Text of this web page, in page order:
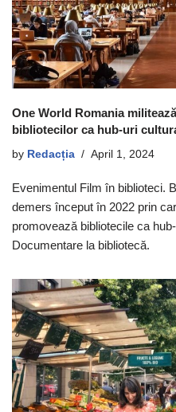
One World Romania
bibliotecilor ca hub-uri
by Redacția April 1, 2024
Evenimentul Film în biblioteci.
demers început în 2022 prin
promovează bibliotecile ca
Documentare la bibliotecă.